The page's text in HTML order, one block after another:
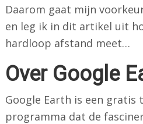
Daarom gaat mijn
en leg ik in dit artikel uit
hardloop afstand meet…
Over Google
Google Earth is een gratis
programma dat de